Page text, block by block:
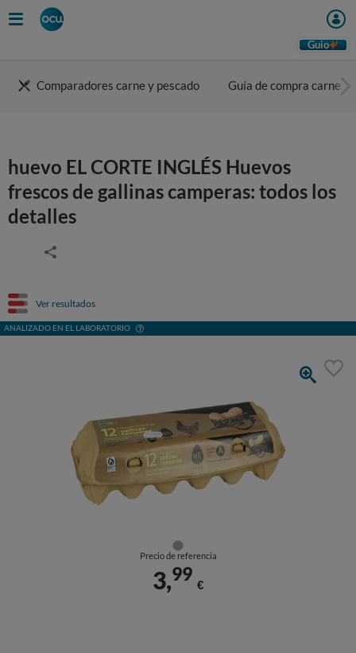
Guio
Comparadores carne y pescado Guía de compra carne
huevo EL CORTE INGLÉS Huevos
frescos de gallinas camperas: todos los
detalles
Ver resultados
ANALIZADO EN EL LABORATORIO
Precio de referencia
3,99
€